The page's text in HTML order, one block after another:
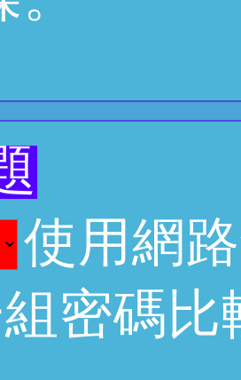
使用網
密碼比